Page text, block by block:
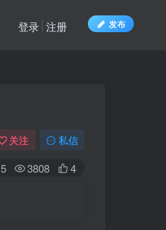
发布
登录 注册
关注 私信
5 3808 4